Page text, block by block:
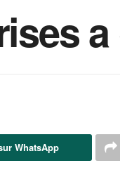
WhatsApp